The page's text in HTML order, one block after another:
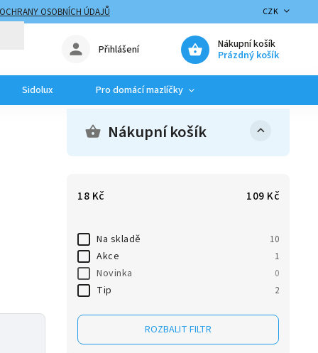
OSOBNÍCH ÚDAJŮ
CZK
Nákupní košík
Prázdný košík
Přihlášení
Sidolux Pro domácí mazlíčky
Nákupní košík
18 Kč 109 Kč
Na skladě 10
Akce 1
Novinka 0
Tip 2
ROZBALIT FILTR